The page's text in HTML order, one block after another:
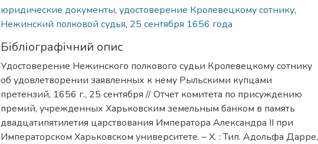
юридические документы, удостоверение Кролевецкому сотнику,
Нежинский полковой судья, 25 сентября 1656 года
Бібліографічний опис
Удостоверение Нежинского полкового судьи Кролевецкому сотнику
об удовлетворении заявленных к нему Рыльскими купцами
претензий, 1656 г., 25 сентября // Отчет комитета по присуждению
премий, учрежденных Харьковским земельным банком в память
двадцатипятилетия царствования Императора Александра ІІ при
Императорском Харьковском университете. – Х. : Тип. Адольфа Дарре,